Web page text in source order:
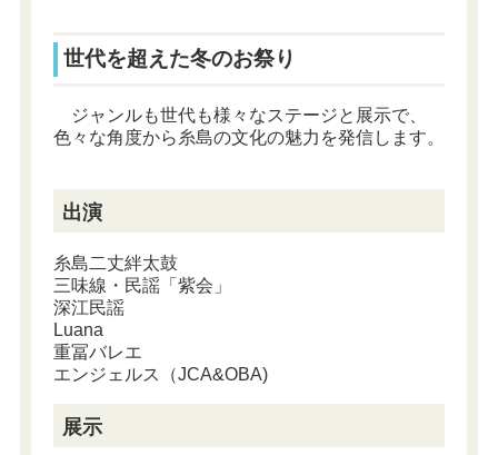
世代を超えた冬のお祭り
ジャンルも世代も様々なステージと展示で、
色々な角度から糸島の文化の魅力を発信します。
出演
糸島二丈絆太鼓
三味線・民謡「紫会」
深江民謡
Luana
重冨バレエ
エンジェルス（JCA&OBA)
展示